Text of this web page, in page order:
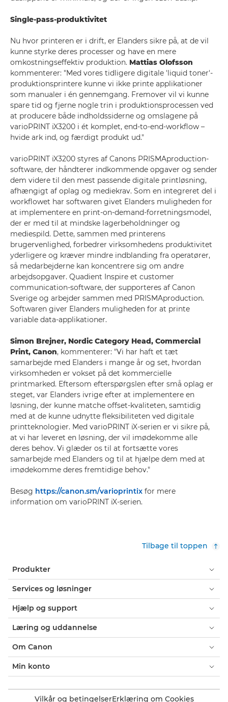
Single-pass-produktivitet
Nu hvor printeren er i drift, er Elanders sikre på, at de vil
kunne styrke deres processer og have en mere
omkostningseffektiv produktion. Mattias Olofsson
kommenterer: "Med vores tidligere digitale 'liquid toner'-
produktionsprintere kunne vi ikke printe applikationer
som manualer i én gennemgang. Fremover vil vi kunne
spare tid og fjerne nogle trin i produktionsprocessen ved
at producere både indholdssiderne og omslagene på
varioPRINT iX3200 i ét komplet, end-to-end-workflow –
hvide ark ind, og færdigt produkt ud."
varioPRINT iX3200 styres af Canons PRISMAproduction-
software, der håndterer indkommende opgaver og sender
dem videre til den mest passende digitale printløsning,
afhængigt af oplag og mediekrav. Som en integreret del i
workflowet har softwaren givet Elanders muligheden for
at implementere en print-on-demand-forretningsmodel,
der er med til at mindske lagerbeholdninger og
mediespild. Dette, sammen med printerens
brugervenlighed, forbedrer virksomhedens produktivitet
yderligere og kræver mindre indblanding fra operatører,
så medarbejderne kan koncentrere sig om andre
arbejdsopgaver. Quadient Inspire et customer
communication-software, der supporteres af Canon
Sverige og arbejder sammen med PRISMAproduction.
Softwaren giver Elanders muligheden for at printe
variable data-applikationer.
Simon Brejner, Nordic Category Head, Commercial
Print, Canon, kommenterer: "Vi har haft et tæt
samarbejde med Elanders i mange år og set, hvordan
virksomheden er vokset på det kommercielle
printmarked. Eftersom efterspørgslen efter små oplag er
steget, var Elanders ivrige efter at implementere en
løsning, der kunne matche offset-kvaliteten, samtidig
med at de kunne udnytte fleksibiliteten ved digitale
printteknologier. Med varioPRINT iX-serien er vi sikre på,
at vi har leveret en løsning, der vil imødekomme alle
deres behov. Vi glæder os til at fortsætte vores
samarbejde med Elanders og til at hjælpe dem med at
imødekomme deres fremtidige behov."
Besøg https://canon.sm/varioprintix for mere
information om varioPRINT iX-serien.
Tilbage til toppen
Produkter
Services og løsninger
Hjælp og support
Læring og uddannelse
Om Canon
Min konto
Vilkår og betingelserErklæring om Cookies